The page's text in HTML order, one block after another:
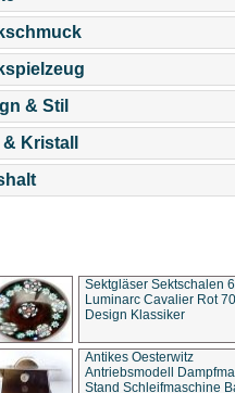
& Stil
Kristall
Sektgläser Sektschalen
Luminarc Cavalier Rot
Design Klassiker
Antikes Oesterwitz
Antriebsmodell
Stand Schleifmaschine